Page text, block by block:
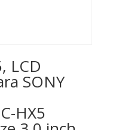
LCD
SONY
HX5